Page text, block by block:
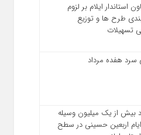
استاندار ایلام بر لزوم
طرح‌ ها و توزیع
تسهیلات
هفده مرداد
بیش از یک میلیون وسیله
ایام اربعین حسینی در سطح